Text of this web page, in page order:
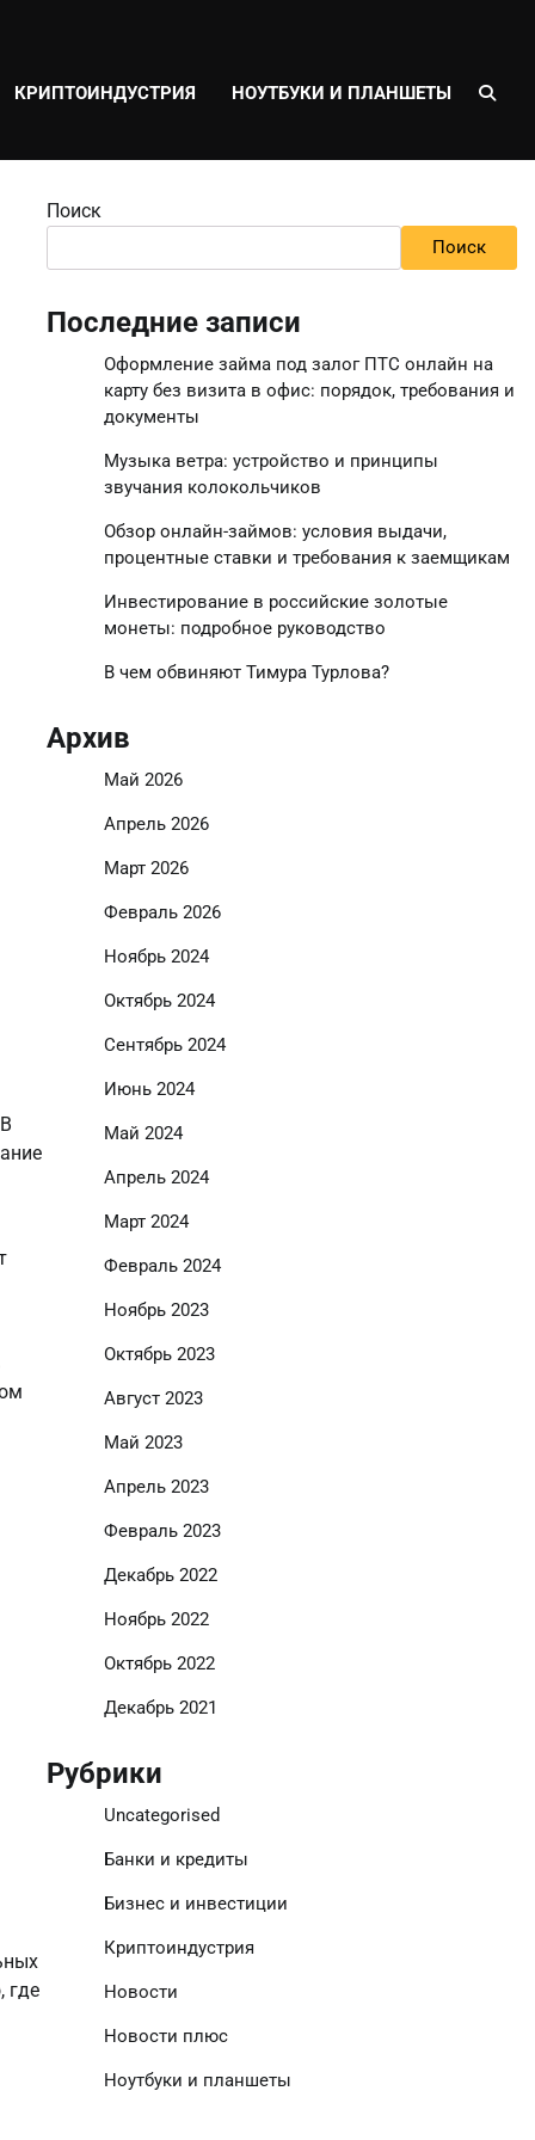
КРИПТОИНДУСТРИЯ НОУТБУКИ И ПЛАНШЕТЫ
где
Поиск
Поиск
Последние записи
Оформление займа под залог ПТС онлайн на
карту без визита в офис: порядок, требования и
документы
Музыка ветра: устройство и принципы
звучания колокольчиков
Обзор онлайн-займов: условия выдачи,
процентные ставки и требования к заемщикам
Инвестирование в российские золотые
монеты: подробное руководство
В чем обвиняют Тимура Турлова?
Архив
Май 2026
Апрель 2026
Март 2026
Февраль 2026
Ноябрь 2024
Октябрь 2024
Сентябрь 2024
Июнь 2024
Май 2024
Апрель 2024
Март 2024
Февраль 2024
Ноябрь 2023
Октябрь 2023
Август 2023
Май 2023
Апрель 2023
Февраль 2023
Декабрь 2022
Ноябрь 2022
Октябрь 2022
Декабрь 2021
Рубрики
Uncategorised
Банки и кредиты
Бизнес и инвестиции
Криптоиндустрия
Новости
Новости плюс
Ноутбуки и планшеты